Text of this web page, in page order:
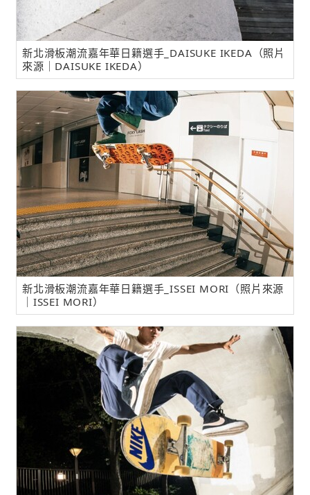
新北滑板潮流嘉年華日籍選手_DAISUKE IKEDA（照片
來源｜DAISUKE IKEDA）
新北滑板潮流嘉年華日籍選手_ISSEI MORI（照片來源
｜ISSEI MORI）